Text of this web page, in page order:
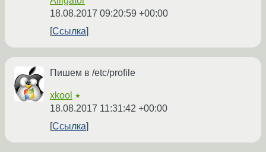
18.08.2017 09:20:59 +00:00
Ссылка
Пишем в /etc/profile
xkool ★
18.08.2017 11:31:42 +00:00
Ссылка